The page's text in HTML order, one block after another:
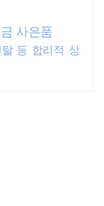
사은품
탈 등 합리적 상